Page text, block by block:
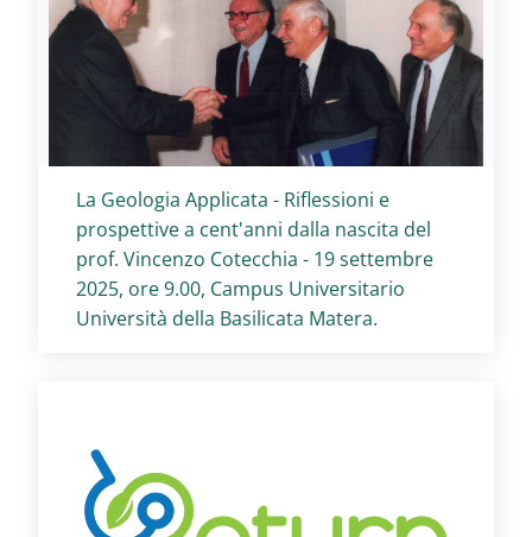
Titolo card:
La Geologia Applicata - Riflessioni e
prospettive a cent'anni dalla nascita del
prof. Vincenzo Cotecchia - 19 settembre
2025, ore 9.00, Campus Universitario
Università della Basilicata Matera.